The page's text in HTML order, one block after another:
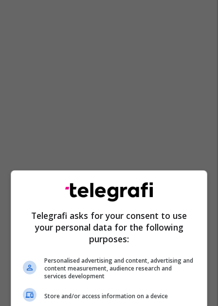
Gjakova Lokale Liqeni I Radoniqit Kru Gjakova
Telegrafi asks for your consent to use
your personal data for the following
purposes:
Personalised advertising and content, advertising and
content measurement, audience research and
services development
Store and/or access information on a device